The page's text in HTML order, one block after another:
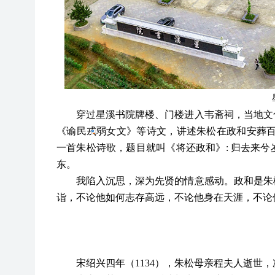
穿过星溪书院牌楼、门楼进入韦斋祠，当地
《谕民戎弱女文》等诗文，讲述朱松在政和安葬
一首朱松诗歌，题目就叫《将还政和》 : 归去来兮
东。
我陷入沉思，深为先贤的情意感动。政和是
诣，不论他如何志存高远，不论他身在天涯，不
宋绍兴四年（1134），朱松母亲程夫人逝世